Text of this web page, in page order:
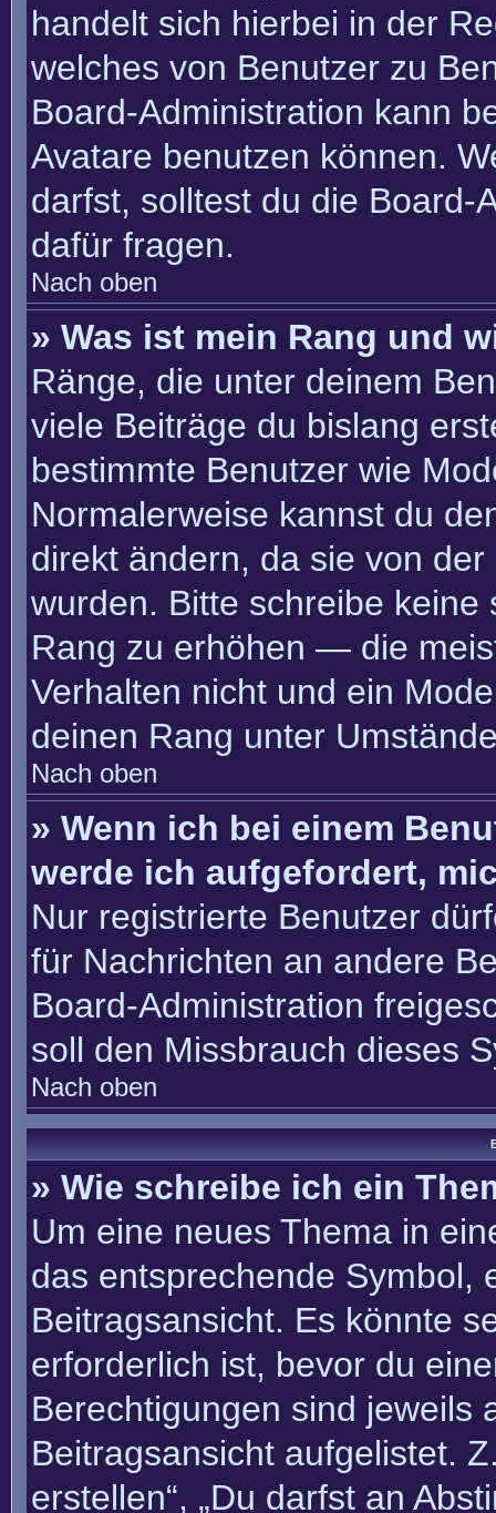
handelt sich hierbei in der
welches von Benutzer zu
Board-Administration kann
Avatare benutzen können.
darfst, solltest du die Board-
dafür fragen.
Nach oben
» Was ist mein Rang und
Ränge, die unter deinem
viele Beiträge du bislang
bestimmte Benutzer wie
Normalerweise kannst du
direkt ändern, da sie von
wurden. Bitte schreibe
Rang zu erhöhen — die
Verhalten nicht und ein
deinen Rang unter
Nach oben
» Wenn ich bei einem
werde ich aufgefordert,
Nur registrierte Benutzer
für Nachrichten an andere
Board-Administration
soll den Missbrauch dieses
Nach oben
» Wie schreibe ich ein
Um eine neues Thema in
das entsprechende Symbol,
Beitragsansicht. Es könnte
erforderlich ist, bevor du
Berechtigungen sind jeweils
Beitragsansicht aufgelistet.
erstellen“, „Du darfst an